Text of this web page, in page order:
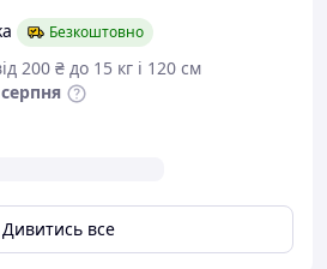
від
на літо. У взуття м'яка
на низькому ходу, що
Безкоштовно
200 ₴ до 15 кг і 120 см
Дивитись все